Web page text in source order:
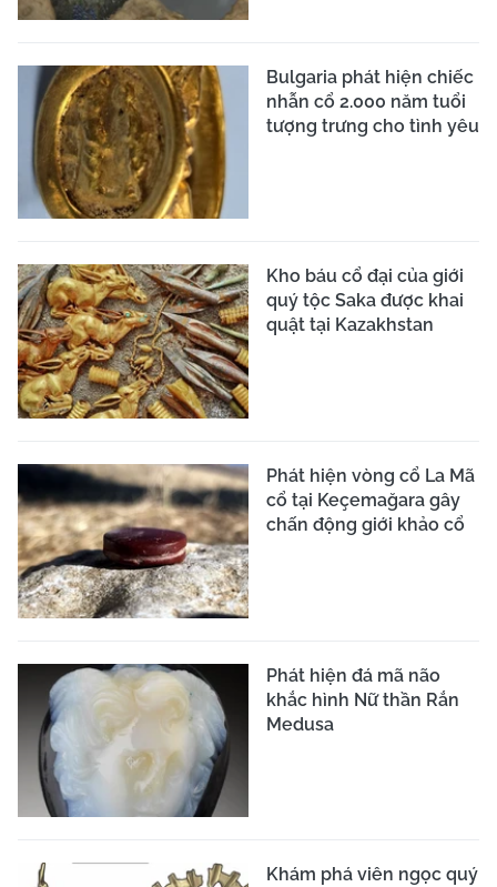
Bulgaria phát hiện chiếc
nhẫn cổ 2.000 năm tuổi
tượng trưng cho tình yêu
Kho báu cổ đại của giới
quý tộc Saka được khai
quật tại Kazakhstan
Phát hiện vòng cổ La Mã
cổ tại Keçemağara gây
chấn động giới khảo cổ
Phát hiện đá mã não
khắc hình Nữ thần Rắn
Medusa
Khám phá viên ngọc quý